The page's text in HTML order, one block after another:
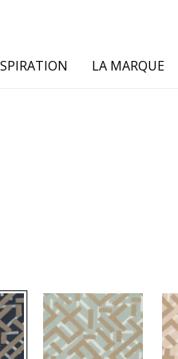
LA MARQUE